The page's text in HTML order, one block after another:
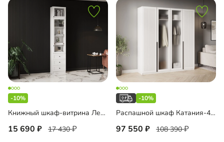
-10%
Книжный шкаф-витрина Лестер-5+А2 с антресолью
15 690 17 430
-10%
Распашной шкаф Катания-4.2С Риббед
97 550 108 390